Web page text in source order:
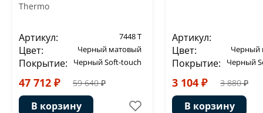
Thermo
Артикул: 7448 T
Цвет: Черный матовый
Покрытие: Черный Soft-touch
47 712 ₽ 59 640 ₽
В корзину
Артикул:
Цвет:
Черный
Покрытие: Черный
3 104 ₽ 3 880 ₽
В корзину